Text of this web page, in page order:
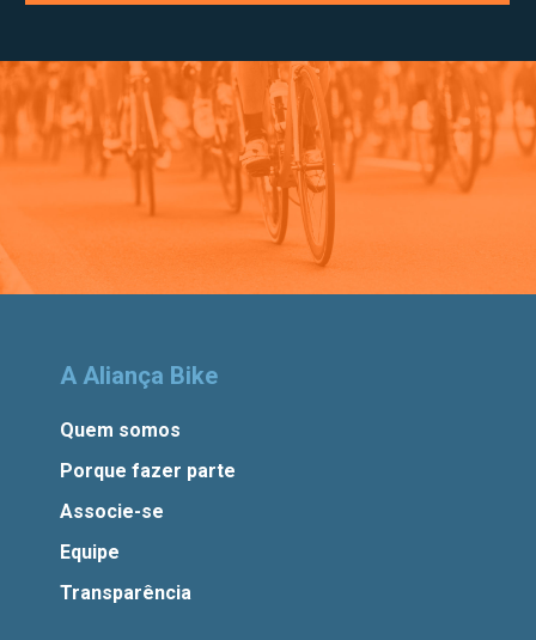
A Aliança Bike
Quem somos
Porque fazer parte
Associe-se
Equipe
Transparência